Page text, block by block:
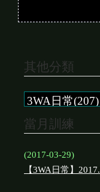
其他分類
當月訓練
(2017-03-29)
【3WA日常】